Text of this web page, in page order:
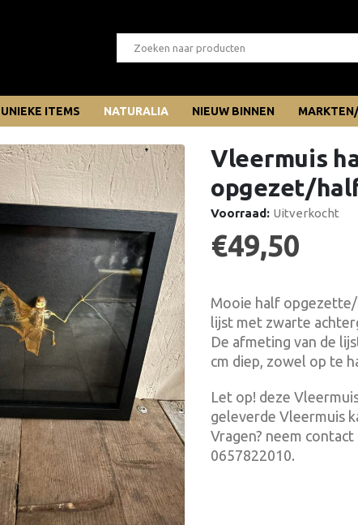
UNIEKE ITEMS NATURALIA NIEUW BINNEN
Vleermuis
opgezet/
Voorraad: Uitverkocht
€49,50
Mooie half
lijst met zwarte
De afmeting van de
cm diep, zowel op te
Let op! deze
geleverde Vleermuis
Vragen? neem
0657822010.